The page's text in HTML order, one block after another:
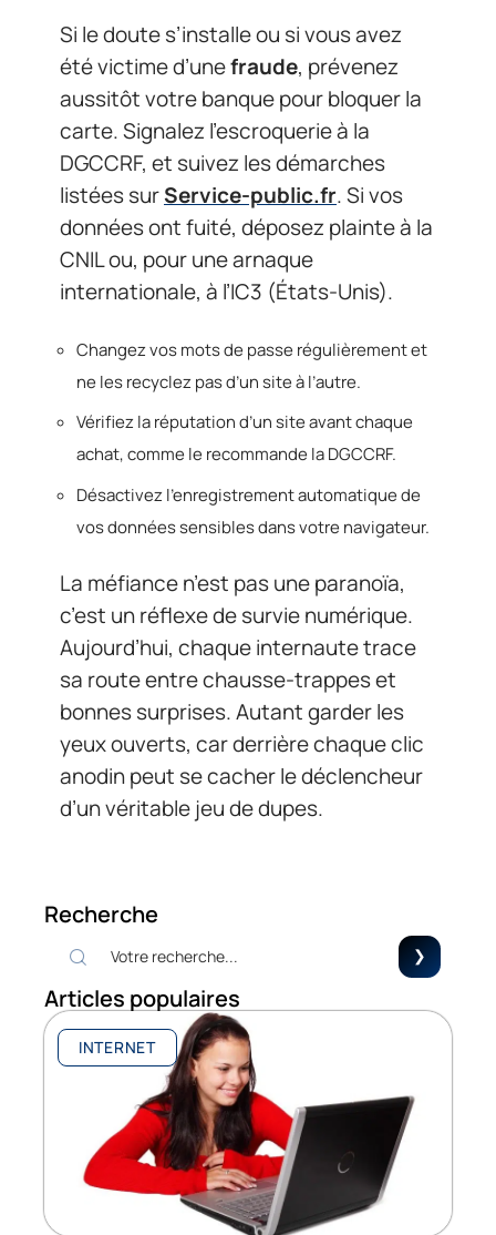
Si le doute s’installe ou si vous avez
été victime d’unefraude, prévenez
aussitôt votre banque pour bloquer la
carte. Signalez l’escroquerie à la
DGCCRF, et suivez les démarches
listées surService-public.fr. Si vos
données ont fuité, déposez plainte à la
CNIL ou, pour une arnaque
internationale, à l’IC3 (États-Unis).
Changez vos mots de passe régulièrement et
ne les recyclez pas d’un site à l’autre.
Vérifiez la réputation d’un site avant chaque
achat, comme le recommande la DGCCRF.
Désactivez l’enregistrement automatique de
vos données sensibles dans votre navigateur.
La méfiance n’est pas une paranoïa,
c’est un réflexe de survie numérique.
Aujourd’hui, chaque internaute trace
sa route entre chausse-trappes et
bonnes surprises. Autant garder les
yeux ouverts, car derrière chaque clic
anodin peut se cacher le déclencheur
d’un véritable jeu de dupes.
Recherche
Articles populaires
INTERNET